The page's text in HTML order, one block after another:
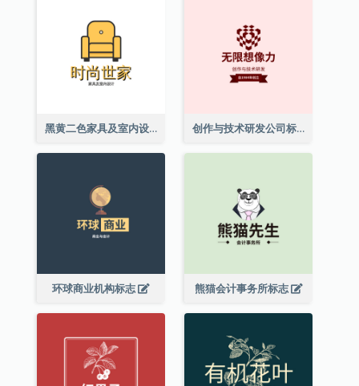
黑黄二色家具及室内设计标志 创作与技术研发公司标志
环球商业机构标志 熊猫会计事务所标志